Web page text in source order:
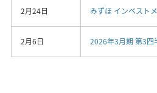
2月24日 みずほ インベスト
2月6日 2026年3月期 第3四